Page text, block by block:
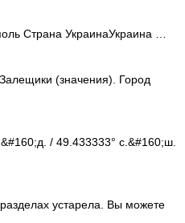
Страна УкраинаУкраина …
(значения). Город
/ 49.433333° с.&#160;ш.
устарела. Вы можете